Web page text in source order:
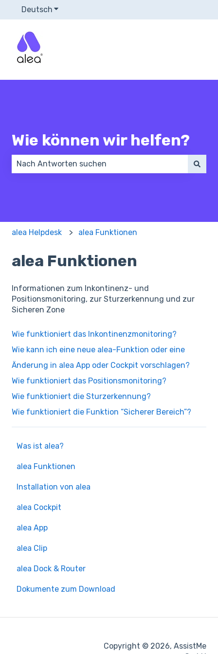
Deutsch Untermenü für Übersetzungen anzeigen
Wie können wir helfen?
alea Helpdesk alea Funktionen
alea Funktionen
Informationen zum Inkontinenz- und
Positionsmonitoring, zur Sturzerkennung und zur
Sicheren Zone
Wie funktioniert das Inkontinenzmonitoring?
Wie kann ich eine neue alea-Funktion oder eine
Änderung in alea App oder Cockpit vorschlagen?
Wie funktioniert das Positionsmonitoring?
Wie funktioniert die Sturzerkennung?
Wie funktioniert die Funktion “Sicherer Bereich”?
Was ist alea?
alea Funktionen
Installation von alea
alea Cockpit
alea App
alea Clip
alea Dock & Router
Dokumente zum Download
Copyright © 2026, AssistMe